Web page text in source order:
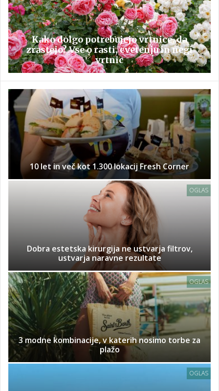
Kako dolgo potrebujejo vrtnice, da
zrastejo? Vse o rasti, cvetenju in negi
vrtnic
10 let in več kot 1.300 lokacij Fresh Corner
OGLAS
Dobra estetska kirurgija ne ustvarja filtrov,
ustvarja naravne rezultate
OGLAS
3 modne kombinacije, v katerih nosimo torbe za
plažo
OGLAS